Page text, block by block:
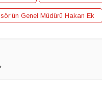
Genel Müdürü Hakan Ek